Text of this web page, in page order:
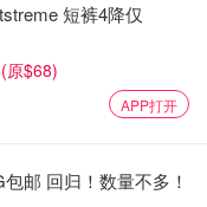
短裤4降仅
原$68)
APP打开
邮 回归！数量不多！